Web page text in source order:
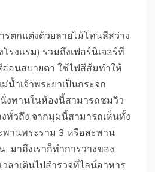
รตกแต่งด้วยลายไม้โทนสีสว่าง
รงแรม) รวมถึงเฟอร์นิเจอร์ที่
อ่อนสบายตา ใช้ไฟสีส้มทำให้
ำเจ้าพระยาเป็นกระจก
งทานในห้องนี้สามารถชมวิว
ทั่วถึง จากมุมนี้สามารถเห็นทั้ง
พานพระราม 3 หรือสะพาน
มาถึงเราก็ทำการวางของ
วลาเดินไปสำรวจที่ไลน์อาหาร